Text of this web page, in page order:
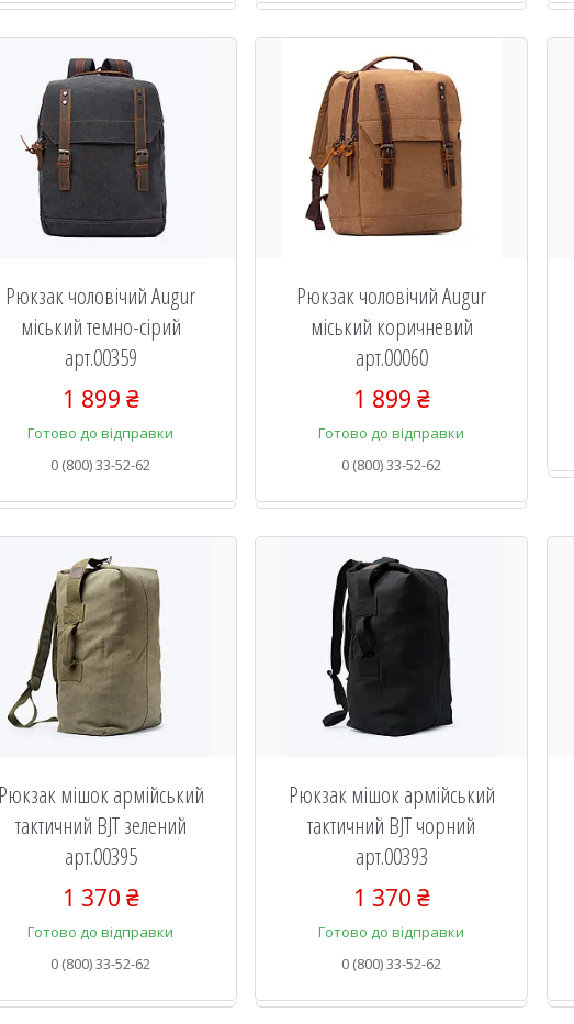
Рюкзак чоловічий Augur
міський темно-сірий
арт.00359
1 899 ₴
Готово до відправки
0 (800) 33-52-62
Рюкзак чоловічий Augur
міський коричневий
арт.00060
1 899 ₴
Готово до відправки
0 (800) 33-52-62
Рюкзак мішок армійський
тактичний BJT зелений
арт.00395
1 370 ₴
Готово до відправки
0 (800) 33-52-62
Рюкзак мішок армійський
тактичний BJT чорний
арт.00393
1 370 ₴
Готово до відправки
0 (800) 33-52-62